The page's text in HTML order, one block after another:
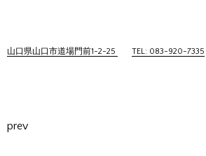
山口県山口市道場門前1-2-25 TEL: 083-920-7335
prev